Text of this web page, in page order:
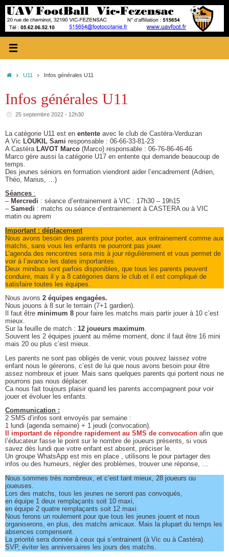
contenu
Accueil
U11 Infos générales U11
Infos générales U11
25 septembre 2022 - 12h30
La catégorie U11 est en entente avec le club de Castéra-Verduzan
A Vic LOUKIL Sami responsable : 06-66-33-81-23
A Castéra LAVOT Marco (Marco) responsable : 06-76-86-46-46
Marco gère aussi la catégorie U17 en entente qui demande beaucoup de
temps.
Des jeunes séniors en formation viendront aider l’encadrement (Adrien,
Théo, Marius, …)
Séances :
– Mercredi : séance d’entrainement à VIC : 17h30 – 19h15
– Samedi : matchs ou séance d’entrainement à CASTERA ou à VIC
matin ou aprem
Important : déplacement
Nous avons besoin des parents pour porter, aux entrainement comme aux
matchs, sans vous les enfants ne pourront pas jouer.
L’agenda des rencontres sera mis à jour régulièrement et vous permet de
voir à l’avance les dates importantes.
Deux minibus sont parfois disponibles, que tous les parents peuvent
conduire, mais il y a 8 catégories dans le club et il est compliqué de
satisfaire toutes les équipes.
Nous avons 2 équipes engagées.
Nous jouons à 8 sur le terrain (7+1 gardien).
Il faut être minimum 8 pour faire les matchs mais partir jouer à 10 c’est
mieux.
Sur la feuille de match : 12 joueurs maximum.
Souvent les 2 équipes jouent au même moment, donc il faut être 16 mini
mais 20 ou plus c’est mieux.
Les parents ne sont pas obligés de venir, vous pouvez laissez votre
enfant nous le gérerons, c’est de lui que nous avons besoin pour être
assez nombreux et jouer. Mais sans quelques parents qui portent nous ne
pourrons pas nous déplacer.
Ca nous fait toujours plaisir quand les parents accompagnent pour voir
jouer et évoluer les enfants.
Communication :
2 SMS d’infos sont envoyés par semaine :
1 lundi (agenda semaine) + 1 jeudi (convocation).
Il important de répondre rapidement au SMS de convocation afin que
l’éducateur fasse le point sur le nombre de joueurs présents, si vous
savez dès lundi que votre enfant est absent, préciser le.
Un groupe WhatsApp est mis en place , utilisons le pour partager des
infos ou des humeurs, régler des problèmes, trouver une réponse, …
Nous sommes très nombreux, et c’est tant mieux, 28 joueurs ou
joueuses.
Lors des matchs, tous les jeunes ne seront pas convoqués,
en équipe 1 deux remplaçants soit 10 maxi,
en équipe 2 quatre remplaçants soit 12 maxi.
Nous ferons un roulement pour que tous les jeunes jouent et nous
organiserons, en plus, des matchs amicaux. Mais la plupart du temps les
absences compensent.
La priorité sera donnée à ceux qui s’entrainent (à Vic ou à Castéra).
SVP, éviter les anniversaires les jours des matchs.